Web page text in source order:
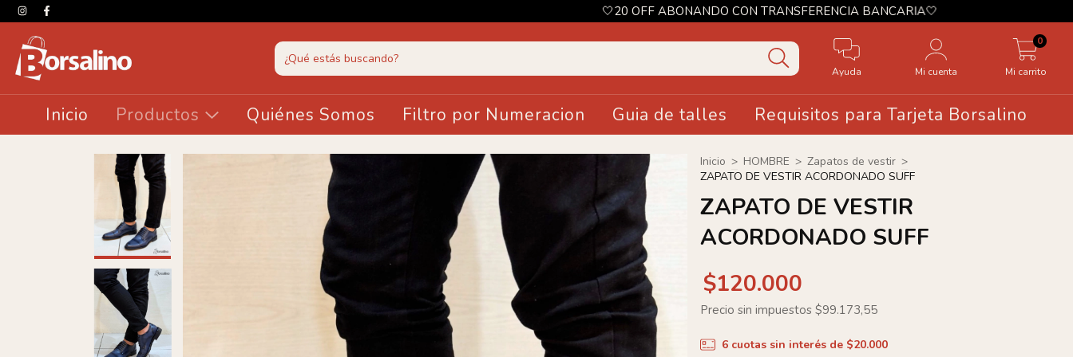
🤍20 OFF ABONANDO CON TRANSFERENCIA BANCARIA🤍
Ayuda Mi cuenta Mi carrito
0
Inicio Productos Quiénes Somos Filtro por Numeracion Guia de talles Requisitos para Tarjeta Borsalino
Inicio > HOMBRE > Zapatos de vestir >
ZAPATO DE VESTIR ACORDONADO SUFF
ZAPATO DE VESTIR
ACORDONADO SUFF
$120.000
Precio sin impuestos $99.173,55
6 cuotas sin interés de $20.000